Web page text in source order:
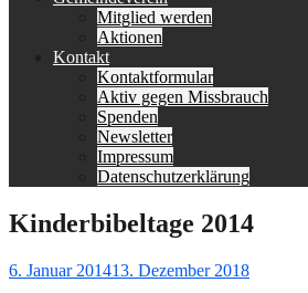
Mitglied werden
Aktionen
Kontakt
Kontaktformular
Aktiv gegen Missbrauch
Spenden
Newsletter
Impressum
Datenschutzerklärung
Kinderbibeltage 2014
Gepostet
6. Januar 201413. Dezember 2018